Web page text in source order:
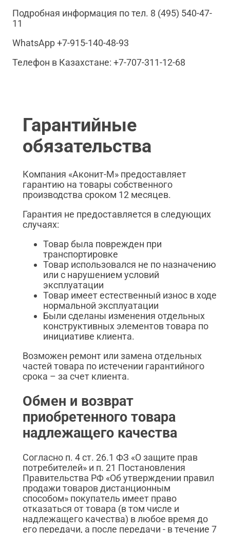
Подробная информация по тел. 8 (495) 540-47-
11
WhatsApp +7-915-140-48-93
Телефон в Казахстане: +7-707-311-12-68
Гарантийные
обязательства
Компания «Аконит-М» предоставляет
гарантию на товары собственного
производства сроком 12 месяцев.
Гарантия не предоставляется в следующих
случаях:
Товар была поврежден при
транспортировке
Товар использовался не по назначению
или с нарушением условий
эксплуатации
Товар имеет естественный износ в ходе
нормальной эксплуатации
Были сделаны изменения отдельных
конструктивных элементов товара по
инициативе клиента.
Возможен ремонт или замена отдельных
частей товара по истечении гарантийного
срока – за счет клиента.
Обмен и возврат
приобретенного товара
надлежащего качества
Согласно п. 4 ст. 26.1 ФЗ «О защите прав
потребителей» и п. 21 Постановления
Правительства РФ «Об утверждении правил
продажи товаров дистанционным
способом» покупатель имеет право
отказаться от товара (в том числе и
надлежащего качества) в любое время до
его передачи, а после передачи - в течение 7